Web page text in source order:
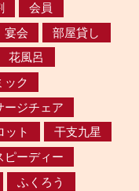
会員
宴会
部屋貸し
花風呂
ック
ージチェア
ット
干支九星
ピーディー
ふくろう